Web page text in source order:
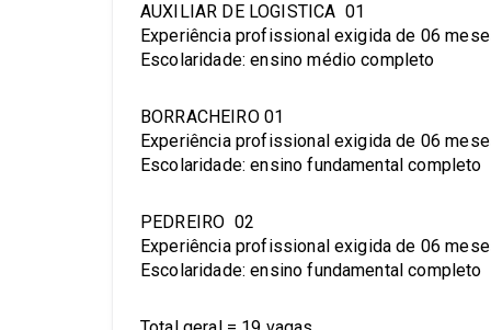
AUXILIAR DE LOGISTICA 01
Experiência profissional exigida de 06
Escolaridade: ensino médio completo
BORRACHEIRO 01
Experiência profissional exigida de 06
Escolaridade: ensino fundamental completo
PEDREIRO 02
Experiência profissional exigida de 06
Escolaridade: ensino fundamental completo